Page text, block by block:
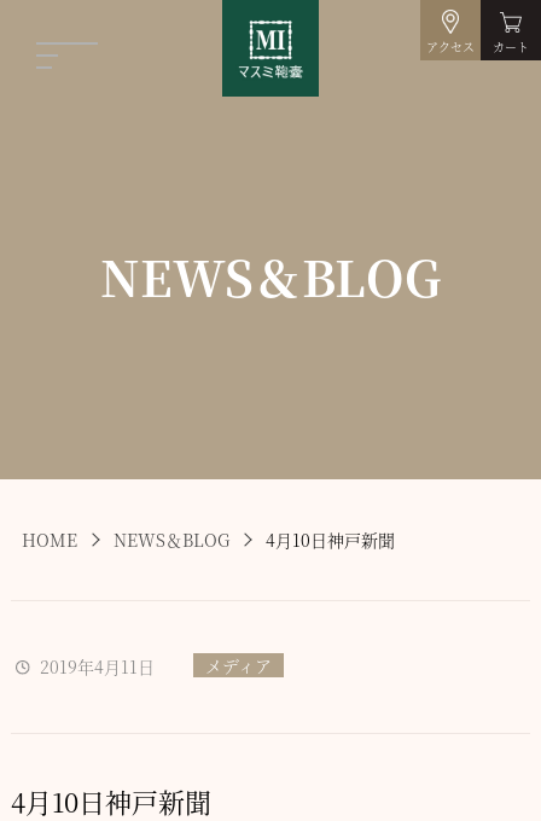
アクセス カート
NEWS＆BLOG
HOME NEWS＆BLOG 4月10日神戸新聞
2019年4月11日 メディア
4月10日神戸新聞